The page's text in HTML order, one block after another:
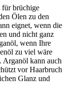
für brüchige
Ölen zu den
eignet, wenn die
und nicht ganz
wenn Ihre
zu viel wäre
Arganöl kann auch
vor Haarbruch
Glanz und